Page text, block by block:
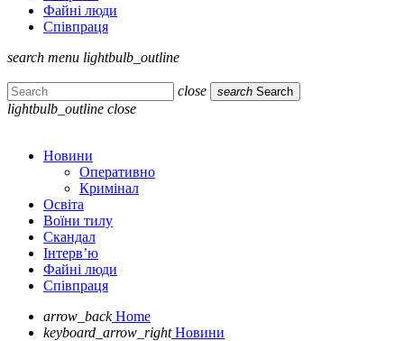
Файні люди
Співпраця
search menu lightbulb_outline
close search Search
lightbulb_outline close
Новини
Оперативно
Кримінал
Освіта
Воїни тилу
Скандал
Інтерв’ю
Файні люди
Співпраця
arrow_back Home
keyboard_arrow_right Новини